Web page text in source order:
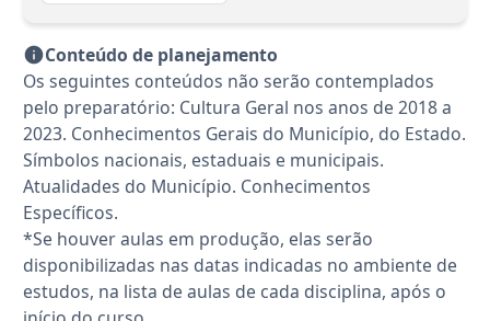
Conteúdo de planejamento
Os seguintes conteúdos não serão contemplados
pelo preparatório: Cultura Geral nos anos de 2018 a
2023. Conhecimentos Gerais do Município, do Estado.
Símbolos nacionais, estaduais e municipais.
Atualidades do Município. Conhecimentos
Específicos.
*Se houver aulas em produção, elas serão
disponibilizadas nas datas indicadas no ambiente de
estudos, na lista de aulas de cada disciplina, após o